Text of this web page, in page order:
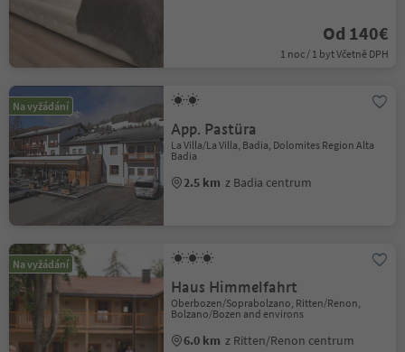
Od 140€
1 noc / 1 byt Včetně DPH
Na vyžádání
App. Pastüra
La Villa/La Villa, Badia, Dolomites Region Alta
Badia
2.5 km z Badia centrum
Na vyžádání
Haus Himmelfahrt
Oberbozen/Soprabolzano, Ritten/Renon,
Bolzano/Bozen and environs
6.0 km z Ritten/Renon centrum